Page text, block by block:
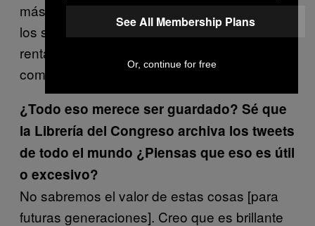
más cosas de lo que pensamos. Muchos de
los sitios gratuitos que usamos, o en los que
rentamos un espacio, les pertenecen a
compañías. No somos los titulares.
¿Todo eso merece ser guardado? Sé que
la Librería del Congreso archiva los tweets
de todo el mundo ¿Piensas que eso es útil
o excesivo?
No sabremos el valor de estas cosas [para
futuras generaciones]. Creo que es brillante
See All Membership Plans
Or, continue for free